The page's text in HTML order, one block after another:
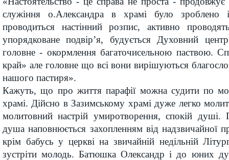
служіння о.Александра в храмі було зроблено
проводиться настінний розпис, активно
упорядковане подвір’я, будується Духовний
головне - окормлення багаточисельною паствою.
край» але головне що всі вони вирішуються
нашого пастиря».
Кажуть, що про життя парафії можна судити по
храмі. Дійсно в Зазимському храмі дуже легко
молитовний настрій умиротворення, спокій душі.
душа наповнюється захопленням від надзвичайної
крім бабусь у церкві на звичайній недільній
зустріти молодь. Батюшка Олександр і до юних